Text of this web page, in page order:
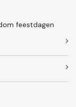
feestdagen